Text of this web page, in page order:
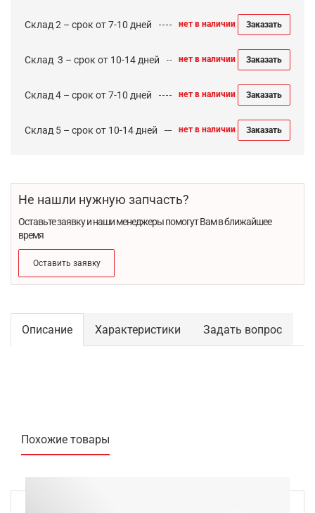
Склад 2 – срок от 7-10 дней нет в наличии Заказать
Cклад 3 – срок от 10-14 дней нет в наличии Заказать
Склад 4 – срок от 7-10 дней нет в наличии Заказать
Склад 5 – срок от 10-14 дней нет в наличии Заказать
Не нашли нужную запчасть?
Оставьте заявку и наши менеджеры помогут Вам в ближайшее
время
Оставить заявку
Описание Характеристики Задать вопрос
Похожие товары